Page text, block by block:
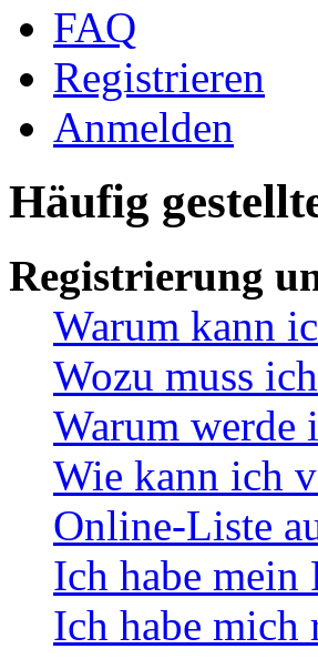
FAQ
Registrieren
Anmelden
Häufig
Registrierung
Warum kann
Wozu muss
Warum werde
Wie kann ich
Online-Liste
Ich habe mein
Ich habe mich